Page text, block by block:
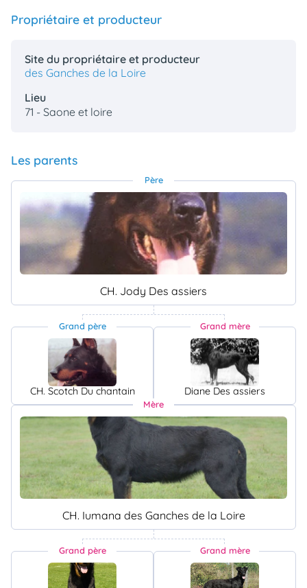
Propriétaire et producteur
Site du propriétaire et producteur
des Ganches de la Loire
Lieu
71 - Saone et loire
Les parents
Père
CH. Jody Des assiers
Grand père
CH. Scotch Du chantain
Grand mère
Diane Des assiers
Mère
CH. Iumana des Ganches de la Loire
Grand père Grand mère